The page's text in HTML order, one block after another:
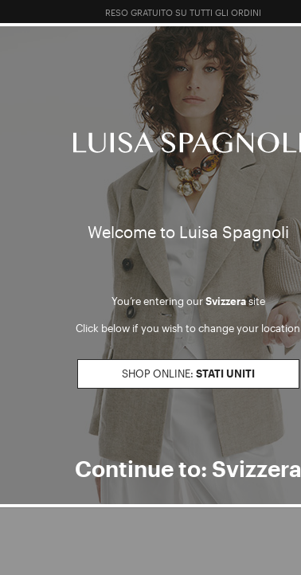
Welcome to Luisa Spagnoli
You’re entering ourSvizzerasite
Click below if you wish to change your location
SHOP ONLINE: STATI UNITI
Continue to: Svizzera
EXTRA 10% SUI SALDI: ACCEDI O REGISTRATI
PE ABBIGLIAMENTO BORSE